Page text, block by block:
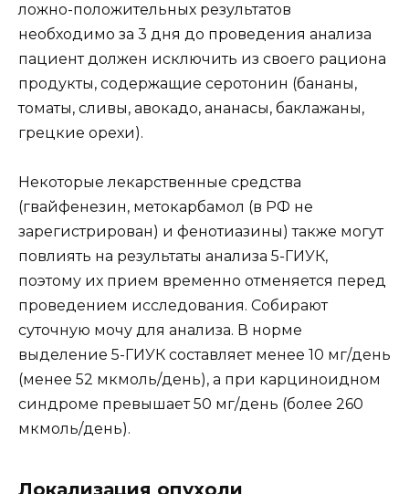
ложно-положительных результатов
необходимо за 3 дня до проведения анализа
пациент должен исключить из своего рациона
продукты, содержащие серотонин (бананы,
томаты, сливы, авокадо, ананасы, баклажаны,
грецкие орехи).
Некоторые лекарственные средства
(гвайфенезин, метокарбамол (в РФ не
зарегистрирован) и фенотиазины) также могут
повлиять на результаты анализа 5-ГИУК,
поэтому их прием временно отменяется перед
проведением исследования. Собирают
суточную мочу для анализа. В норме
выделение 5-ГИУК составляет менее 10 мг/день
(менее 52 мкмоль/день), а при карциноидном
синдроме превышает 50 мг/день (более 260
мкмоль/день).